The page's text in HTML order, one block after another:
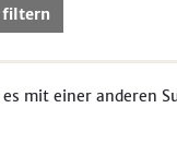
filtern
mit einer anderen